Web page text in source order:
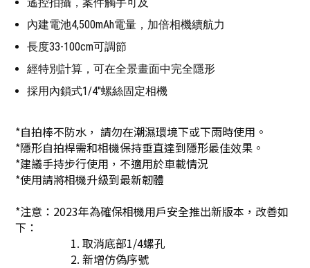
內建電池4,500mAh電量，加倍相機續航力
長度33-100cm可調節
經特別計算，可在全景畫面中完全隱形
採用內鎖式1/4''螺絲固定相機
*自拍棒不防水， 請勿在潮濕環境下或下雨時使用。
*隱形自拍桿需和相機保持垂直達到隱形最佳效果。
*建議手持步行使用，不適用於車載情況
*使用請將相機升級到最新韌體
*注意： 2023年為確保相機用戶安全推出新版本，改善如
下：
1. 取消底部1/4螺孔
2. 新增仿偽序號